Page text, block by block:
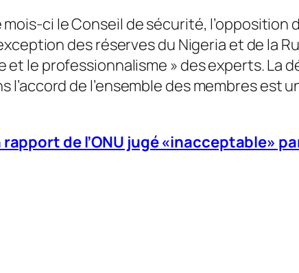
ci le Conseil de sécurité, l’opposition
des réserves du Nigeria et de la
et le professionnalisme » des experts. La
de l’ensemble des membres est
de l’ONU jugé «inacceptable»